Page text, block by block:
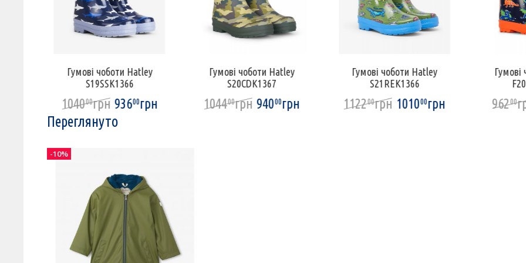
Гумові чоботи Hatley
S19SSK1366
104000грн 93600грн
Гумові чоботи Hatley
S20CDK1367
104400грн 94000грн
Гумові чоботи Hatley
S21REK1366
112200грн 101000грн
Гумові
96200
Переглянуто
-10%